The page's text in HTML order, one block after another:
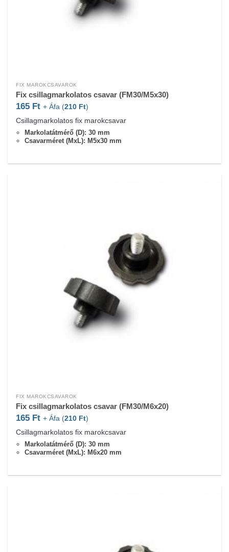
FIX MAROKCSAVAROK
Fix csillagmarkolatos csavar (FM30/M5x30)
165 Ft + Áfa (210 Ft)
Csillagmarkolatos fix marokcsavar
Markolatátmérő (D): 30 mm
Csavarméret (MxL): M5x30 mm
FIX MAROKCSAVAROK
Fix csillagmarkolatos csavar (FM30/M6x20)
165 Ft + Áfa (210 Ft)
Csillagmarkolatos fix marokcsavar
Markolatátmérő (D): 30 mm
Csavarméret (MxL): M6x20 mm